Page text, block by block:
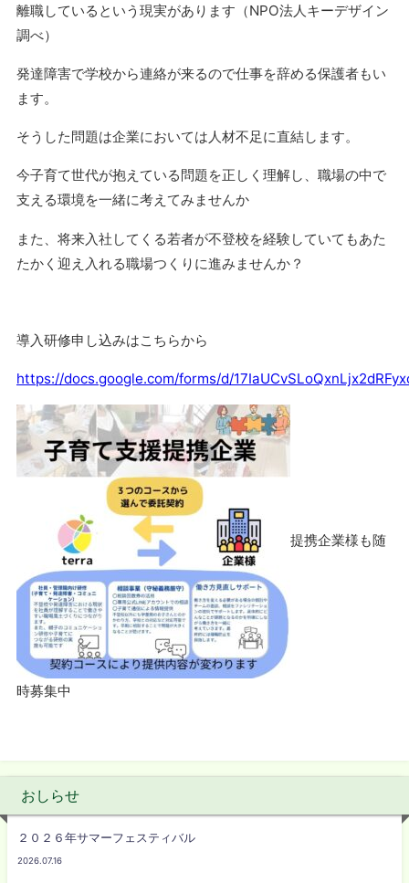
離職しているという現実があります（NPO法人キーデザイン
調べ）
発達障害で学校から連絡が来るので仕事を辞める保護者もい
ます。
そうした問題は企業においては人材不足に直結します。
今子育て世代が抱えている問題を正しく理解し、職場の中で
支える環境を一緒に考えてみませんか
また、将来入社してくる若者が不登校を経験していてもあた
たかく迎え入れる職場つくりに進みませんか？
導入研修申し込みはこちらから
https://docs.google.com/forms/d/
提携企業様も随
時募集中
おしらせ
２０２６年サマーフェスティバル
2026.07.16